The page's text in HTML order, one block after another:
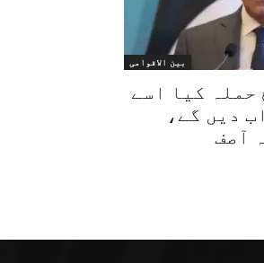
بین الاقوامی
حملہ کیا اسے
دیں گے،
آصف